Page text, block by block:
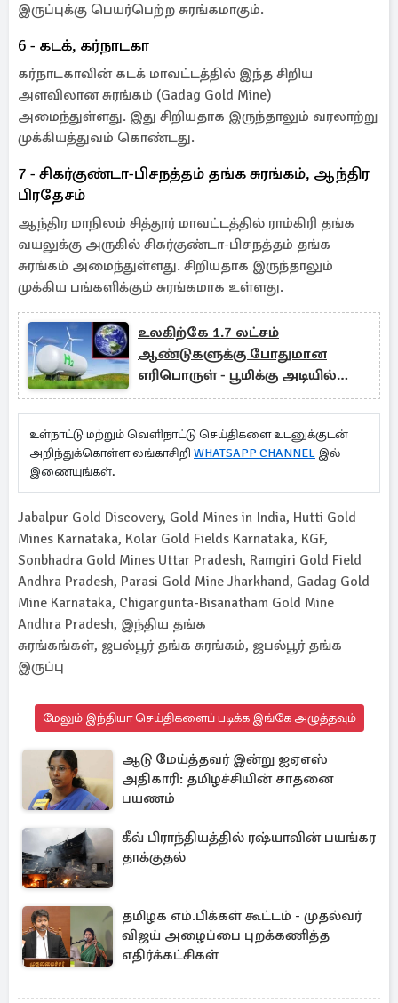
இருப்புக்கு பெயர்பெற்ற சுரங்கமாகும்.
6 - கடக், கர்நாடகா
கர்நாடகாவின் கடக் மாவட்டத்தில் இந்த சிறிய
அளவிலான சுரங்கம் (Gadag Gold Mine)
அமைந்துள்ளது. இது சிறியதாக இருந்தாலும் வரலாற்று
முக்கியத்துவம் கொண்டது.
7 - சிகர்குண்டா-பிசநத்தம் தங்க சுரங்கம், ஆந்திர
பிரதேசம்
ஆந்திர மாநிலம் சித்தூர் மாவட்டத்தில் ராம்கிரி தங்க
வயலுக்கு அருகில் சிகர்குண்டா-பிசநத்தம் தங்க
சுரங்கம் அமைந்துள்ளது. சிறியதாக இருந்தாலும்
முக்கிய பங்களிக்கும் சுரங்கமாக உள்ளது.
உலகிற்கே 1.7 லட்சம்
ஆண்டுகளுக்கு போதுமான
எரிபொருள் - பூமிக்கு அடியில்
கண்டுபிடித்த விஞ்ஞானிகள்
உள்நாட்டு மற்றும் வெளிநாட்டு செய்திகளை உடனுக்குடன்
அறிந்துக்கொள்ள லங்காசிறி WHATSAPP CHANNEL இல்
இணையுங்கள்.
Jabalpur Gold Discovery, Gold Mines in India, Hutti Gold
Mines Karnataka, Kolar Gold Fields Karnataka, KGF,
Sonbhadra Gold Mines Uttar Pradesh, Ramgiri Gold Field
Andhra Pradesh, Parasi Gold Mine Jharkhand, Gadag Gold
Mine Karnataka, Chigargunta-Bisanatham Gold Mine
Andhra Pradesh, இந்திய தங்க
சுரங்கங்கள், ஜபல்பூர் தங்க சுரங்கம், ஜபல்பூர் தங்க
இருப்பு
மேலும் இந்தியா செய்திகளைப் படிக்க இங்கே அழுத்தவும்
ஆடு மேய்த்தவர் இன்று ஐஏஎஸ்
அதிகாரி: தமிழச்சியின் சாதனை
பயணம்
கீவ் பிராந்தியத்தில் ரஷ்யாவின் பயங்கர
தாக்குதல்
தமிழக எம்.பிக்கள் கூட்டம் - முதல்வர்
விஜய் அழைப்பை புறக்கணித்த
எதிர்க்கட்சிகள்